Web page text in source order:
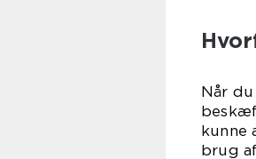
Når
kunne
brug